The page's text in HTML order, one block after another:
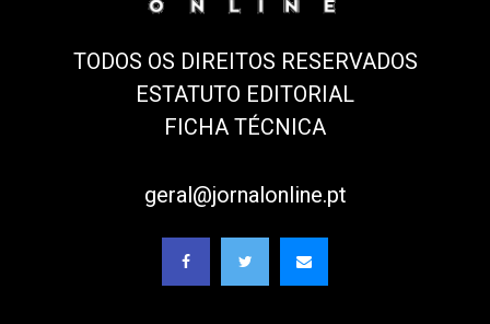
TODOS OS DIREITOS RESERVADOS
ESTATUTO EDITORIAL
FICHA TÉCNICA
geral@jornalonline.pt